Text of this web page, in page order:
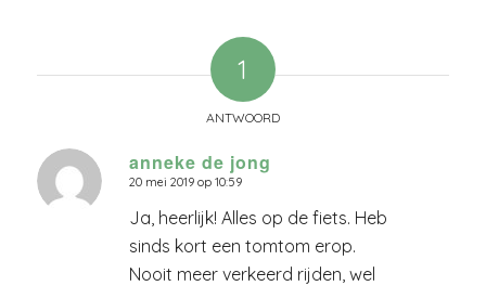
1
ANTWOORD
anneke de jong
zegt:
20 mei 2019 op 10:59
Ja, heerlijk! Alles op de fiets. Heb
sinds kort een tomtom erop.
Nooit meer verkeerd rijden, wel